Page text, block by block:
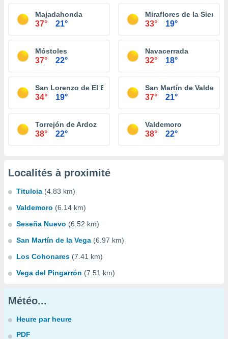
Majadahonda
37° 21°
Miraflores de la Sierra
33° 19°
Móstoles
37° 22°
Navacerrada
32° 18°
San Lorenzo de El Escorial
34° 19°
San Martín de
37° 21°
Torrejón de Ardoz
38° 22°
Valdemoro
38° 22°
Localités à proximité
Titulcia (4.83 km)
Valdemoro (6.14 km)
Seseña Nuevo (6.52 km)
San Martín de la Vega (6.97 km)
Los Cohonares (7.41 km)
Vega del Pingarrón (7.51 km)
Météo...
Heure par heure
PDF